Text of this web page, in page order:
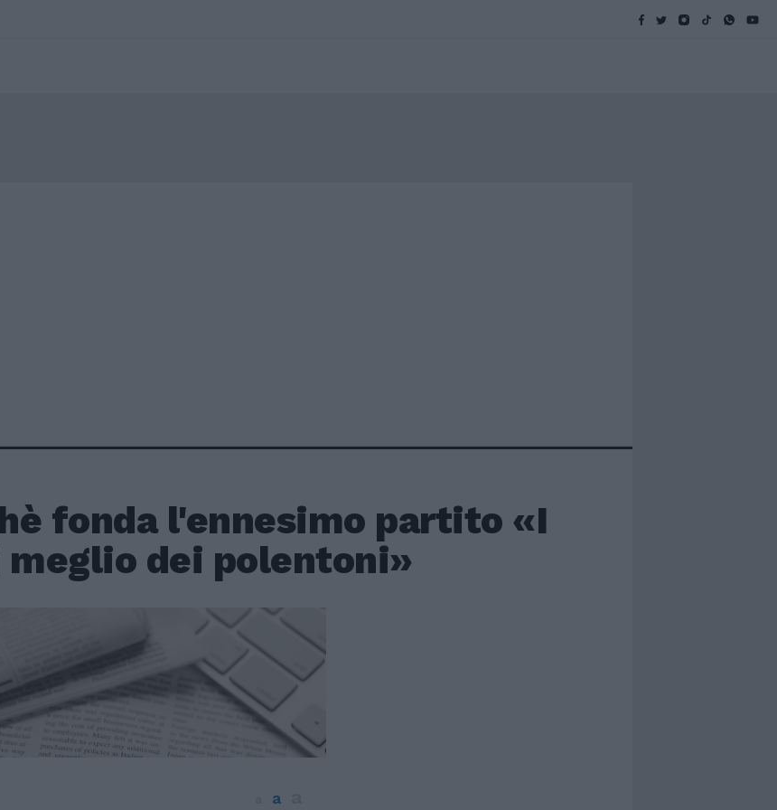
fonda l'ennesimo partito «I
dei polentoni»
a